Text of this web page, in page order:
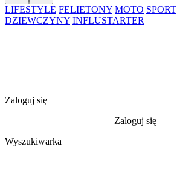
LIFESTYLE FELIETONY MOTO SPORT
DZIEWCZYNY INFLUSTARTER
Zaloguj się
Zaloguj się
Wyszukiwarka